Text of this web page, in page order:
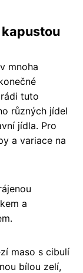
mnoha
tuto
různých jídel
jídla. Pro
a variace na
a
maso s cibulí
bílou zelí,